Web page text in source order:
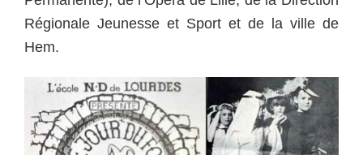
Régionale Jeunesse et Sport et de la ville de
Hem.